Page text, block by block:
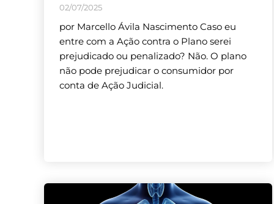
02/07/2025
por Marcello Ávila Nascimento Caso eu
entre com a Ação contra o Plano serei
prejudicado ou penalizado? Não. O plano
não pode prejudicar o consumidor por
conta de Ação Judicial.